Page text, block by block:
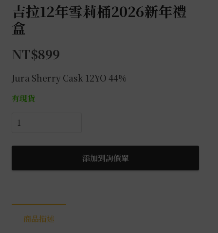
吉拉12年雪莉桶2026新年禮
盒
NT$899
Jura Sherry Cask 12YO 44%
有現貨
吉
12
雪
2026
添加到詢價單
商品描述